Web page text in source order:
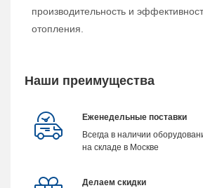
производительность и
отопления.
Наши преимущества
Еженедельные поставки
Всегда в наличии
на складе в Москве
Делаем скидки